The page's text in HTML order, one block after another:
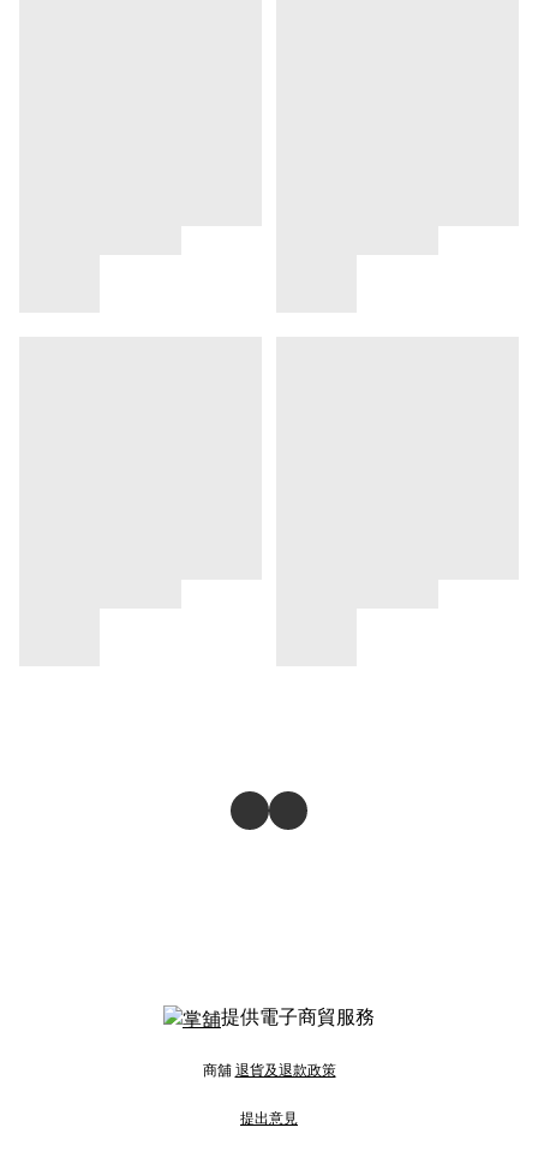
提供電子商貿服務
商舖 退貨及退款政策
提出意見